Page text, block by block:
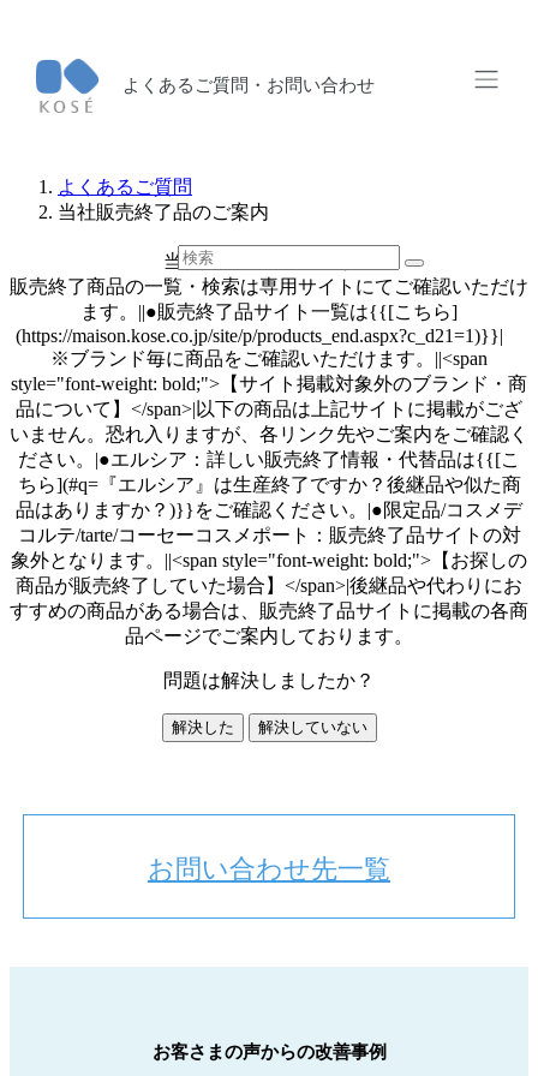
よくあるご質問・お問い合わせ
よくあるご質問
当社販売終了品のご案内
当社販売終了品のご案内
販売終了商品の一覧・検索は専用サイトにてご確認いただけ
ます。||●販売終了品サイト一覧は{{[こちら]
(https://maison.kose.co.jp/site/p/products_end.aspx?c_d21=1)}}|
※ブランド毎に商品をご確認いただけます。||<span
style="font-weight: bold;">【サイト掲載対象外のブランド・商
品について】</span>|以下の商品は上記サイトに掲載がござ
いません。恐れ入りますが、各リンク先やご案内をご確認く
ださい。|●エルシア：詳しい販売終了情報・代替品は{{[こ
ちら](#q=『エルシア』は生産終了ですか？後継品や似た商
品はありますか？)}}をご確認ください。|●限定品/コスメデ
コルテ/tarte/コーセーコスメポート：販売終了品サイトの対
象外となります。||<span style="font-weight: bold;">【お探しの
商品が販売終了していた場合】</span>|後継品や代わりにお
すすめの商品がある場合は、販売終了品サイトに掲載の各商
品ページでご案内しております。
問題は解決しましたか？
解決した 解決していない
お問い合わせ先一覧
お客さまの声からの改善事例